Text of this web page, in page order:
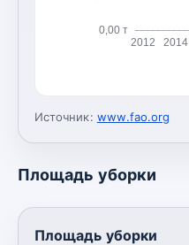
0,00 т
2012 2014
Источник: www.fao.org
Площадь уборки
Площадь уборки